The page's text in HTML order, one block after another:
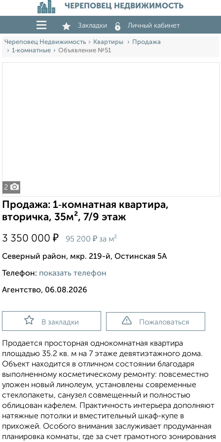
ЧЕРЕПОВЕЦ НЕДВИЖИМОСТЬ
Закладки Личный кабинет
Череповец Недвижимость Квартиры
Продажа
1‑комнатные
Объявление №51
2
Продажа: 1‑комнатная квартира,
вторичка, 35м², 7/9 этаж
3 350 000 ₽ 95 200 ₽ за м²
Северный район, мкр. 219-й, Остинская 5А
Телефон: показать телефон
Агентство, 06.08.2026
В закладки Пожаловаться
Продается просторная однокомнатная квартира
площадью 35.2 кв. м на 7 этаже девятиэтажного дома.
Объект находится в отличном состоянии благодаря
выполненному косметическому ремонту: повсеместно
уложен новый линолеум, установлены современные
стеклопакеты, санузел совмещенный и полностью
облицован кафелем. Практичность интерьера дополняют
натяжные потолки и вместительный шкаф-купе в
прихожей. Особого внимания заслуживает продуманная
планировка комнаты, где за счет грамотного зонирования